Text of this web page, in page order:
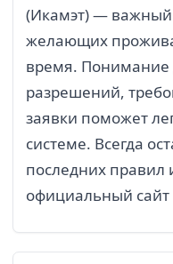
(Икамэт) — важный
желающих
время. Понимание
разрешений,
заявки поможет
системе. Всегда
последних правил
официальный сайт